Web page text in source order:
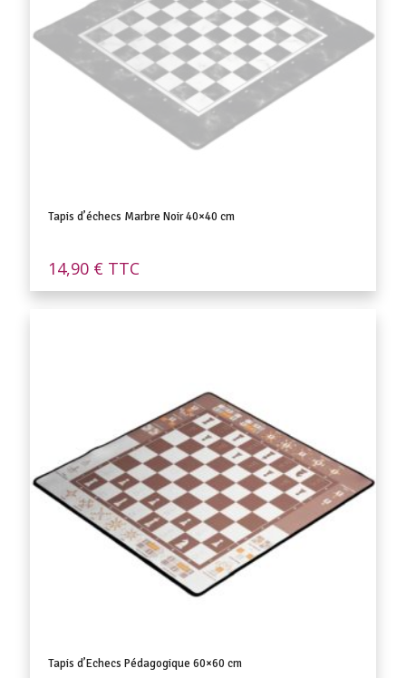
Tapis d’échecs Marbre Noir 40×40 cm
14,90 € TTC
Tapis d’Echecs Pédagogique 60×60 cm